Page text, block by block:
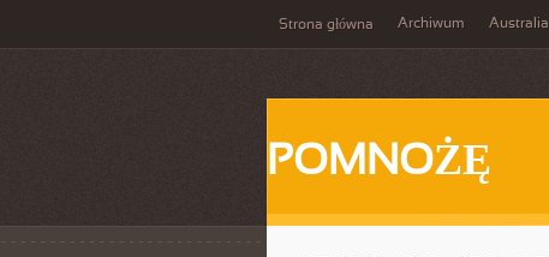
Strona główna Archiwum Australia
POMNOŻĘ